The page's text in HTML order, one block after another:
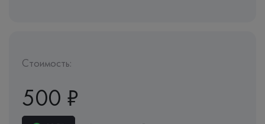
Стоимость:
500 ₽